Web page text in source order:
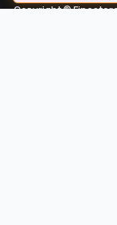
Copyright ©